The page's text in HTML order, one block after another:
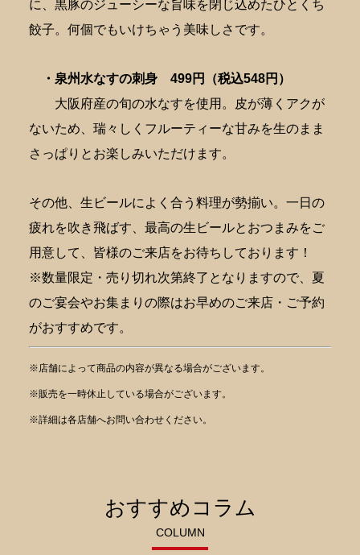
に、黒豚のジューシーな旨味を閉じ込めたひとくち
餃子。何個でもいけちゃう美味しさです。
・泉州水なすの刺身
499円（税込548円）
大阪府産の旬の水なすを使用。皮が薄くアクが
ないため、瑞々しくフルーティーな甘みを生のまま
さっぱりとお楽しみいただけます。
その他、生ビールによく合う料理が勢揃い。一日の
疲れを吹き飛ばす、最高の生ビールとおつまみをご
用意して、皆様のご来店をお待ちしております！
※数量限定・売り切れ次第終了となりますので、夏
のご宴会やお集まりの際はお早めのご来店・ご予約
がおすすめです。
※店舗によって商品の内容が異なる場合がございます。
※販売を一時休止している場合がございます。
※詳細は各店舗へお問い合わせください。
おすすめコラム
COLUMN